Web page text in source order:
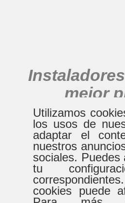
mejor
HORARIO
De Lunes a
Utilizamos
los usos de
adaptar el
nuestros
sociales. Puedes
tu
cookies puede